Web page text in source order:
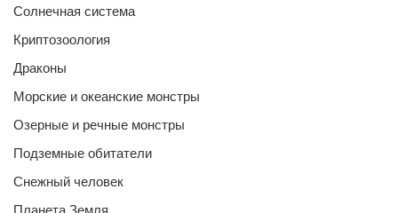
Солнечная система
Криптозоология
Драконы
Морские и океанские монстры
Озерные и речные монстры
Подземные обитатели
Снежный человек
Планета Земля